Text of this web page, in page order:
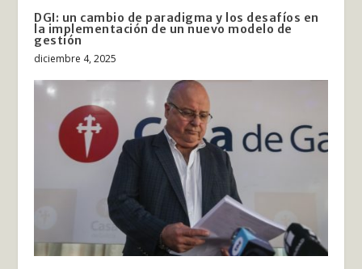
DGI: un cambio de paradigma y los desafíos en
la implementación de un nuevo modelo de
gestión
diciembre 4, 2025